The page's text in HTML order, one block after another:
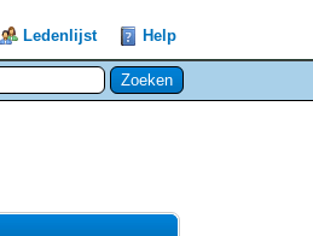
Ledenlijst Help